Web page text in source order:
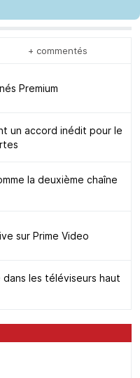
+ commentés
Premium
un accord inédit pour le
la deuxième chaîne
sur Prime Video
dans les téléviseurs haut